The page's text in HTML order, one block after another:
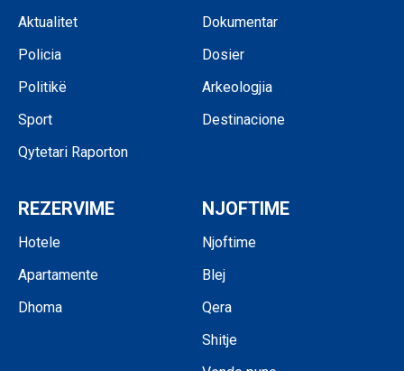
Aktualitet
Policia
Politikë
Sport
Qytetari Raporton
Dokumentar
Dosier
Arkeologjia
Destinacione
REZERVIME
Hotele
Apartamente
Dhoma
NJOFTIME
Njoftime
Blej
Qera
Shitje